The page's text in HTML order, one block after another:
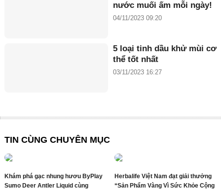
nước muối ấm mỗi ngày!
04/11/2023 09:20
5 loại tinh dầu khử mùi cơ
thể tốt nhất
03/11/2023 16:27
TIN CÙNG CHUYÊN MỤC
Khám phá gạc nhung hươu ByPlay
Sumo Deer Antler Liquid cùng
Herbalife Việt Nam đạt giải thưởng
“Sản Phẩm Vàng Vì Sức Khỏe Cộng